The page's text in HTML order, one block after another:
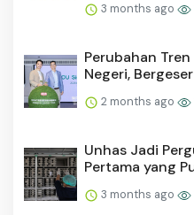
3 months ago
Perubahan
Negeri,
2 months ago
Unhas Jadi
Pertama yang
3 months ago